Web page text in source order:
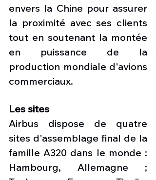
envers la Chine pour assurer
la proximité avec ses clients
tout en soutenant la montée
en puissance de la
production mondiale d'avions
commerciaux.
Les sites
Airbus dispose de quatre
sites d'assemblage final de la
famille A320 dans le monde :
Hambourg, Allemagne ;